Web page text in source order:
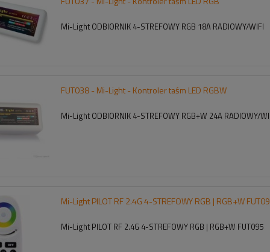
Mi-Light ODBIORNIK 4-STREFOWY RGB 18A RADIOWY/WIFI
FUT038 - Mi-Light - Kontroler taśm LED RGBW
Mi-Light ODBIORNIK 4-STREFOWY RGB+W 24A RADIOWY/
Mi-Light PILOT RF 2.4G 4-STREFOWY RGB | RGB+W
Mi-Light PILOT RF 2.4G 4-STREFOWY RGB | RGB+W FUT095